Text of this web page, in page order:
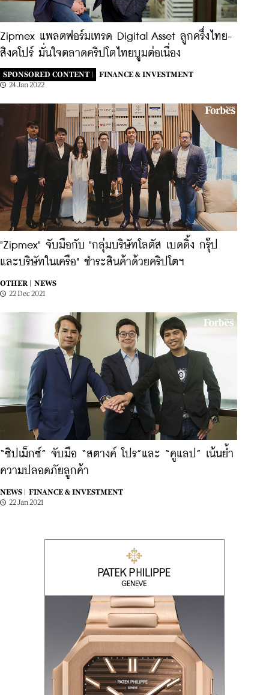
Zipmex แพลตฟอร์มเทรด Digital Asset ลูกครึ่งไทย-
สิงคโปร์ มั่นใจตลาดคริปโตไทยบูมต่อเนื่อง
SPONSORED CONTENT |
FINANCE & INVESTMENT
24 Jan 2022
"Zipmex" จับมือกับ "กลุ่มบริษัทโลตัส เบดดิ้ง กรุ๊ป
และบริษัทในเครือ" ชำระสินค้าด้วยคริปโตฯ
OTHER |
NEWS
22 Dec 2021
“ซิปเม็กซ์” จับมือ “สตางค์ โปร”และ “คูแลป” เน้นย้ำ
ความปลอดภัยลูกค้า
NEWS |
FINANCE & INVESTMENT
22 Jan 2021